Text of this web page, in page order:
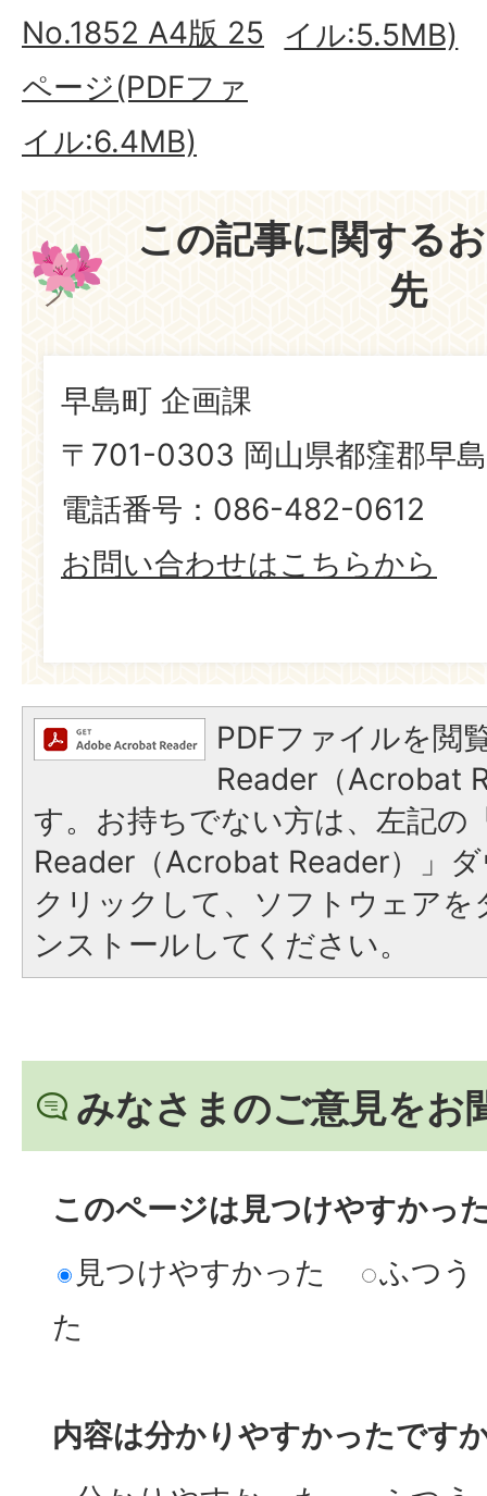
No.1852 A4版 25
ページ(PDFファ
イル:6.4MB)
イル:5.5MB)
この記事に関する
先
早島町 企画課
〒701-0303 岡山県都窪郡早
電話番号：086-482-0612
お問い合わせはこちらから
PDFファイルを閲
Reader（Acrobat
す。お持ちでない方は、左記の
Reader（Acrobat Reader）」
クリックして、ソフトウェア
ンストールしてください。
みなさまのご意見をお
このページは見つけやすかっ
見つけやすかった
ふつう
た
内容は分かりやすかったです